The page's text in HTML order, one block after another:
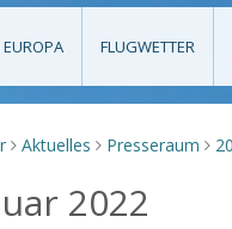
EUROPA FLUGWETTER
> Aktuelles > Presseraum >
2022